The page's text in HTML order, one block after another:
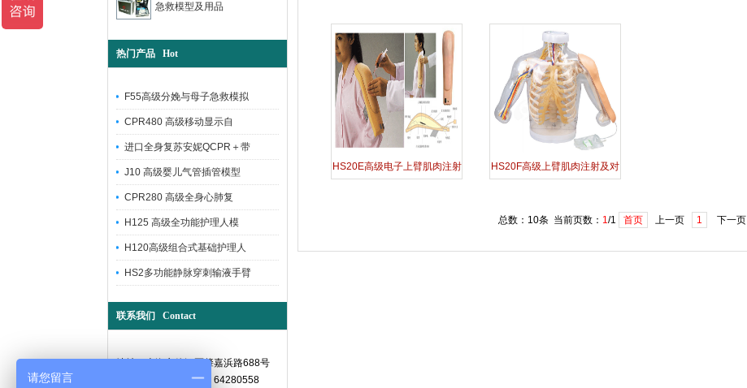
急救模型及用品
热门产品 Hot
F55高级分娩与母子急救模拟
CPR480 高级移动显示自
进口全身复苏安妮QCPR＋带
J10 高级婴儿气管插管模型
CPR280 高级全身心肺复
H125 高级全功能护理人模
H120高级组合式基础护理人
HS2多功能静脉穿刺输液手臂
联系我们 Contact
地址：上海市徐汇区肇嘉浜路688号
电话：021-64182526 64280558
HS20E高级电子上臂肌肉注射 HS20F高级上臂肌肉注射及对
总数：10条 当前页数： 1/1 首页 上一页 1 下一页
请您留言